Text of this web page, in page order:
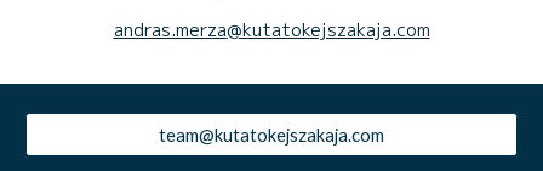
andras.merza@kutatokejszakaja.com
team@kutatokejszakaja.com